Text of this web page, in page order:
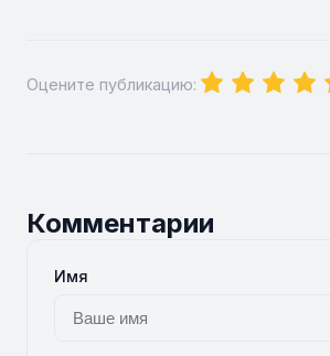
Оцените публикацию:
Комментарии
Имя